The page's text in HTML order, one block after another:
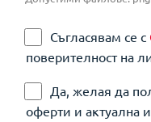
Съгласявам се с
поверителност на
Да, желая да
оферти и актуална